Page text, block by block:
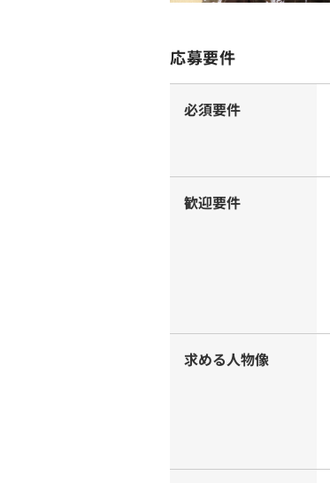
応募要件
必須要件
歓迎要件
求める人物像